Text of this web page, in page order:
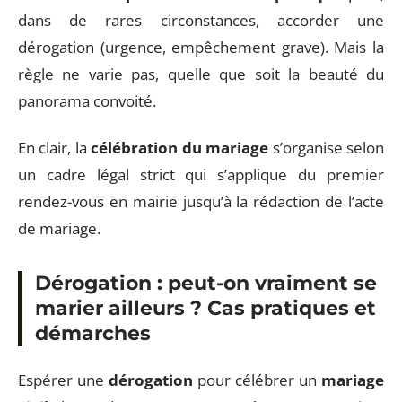
dans de rares circonstances, accorder une
dérogation (urgence, empêchement grave). Mais la
règle ne varie pas, quelle que soit la beauté du
panorama convoité.
En clair, lacélébration du mariage s’organise selon
un cadre légal strict qui s’applique du premier
rendez-vous en mairie jusqu’à la rédaction de l’acte
de mariage.
Dérogation : peut-on vraiment se
marier ailleurs ? Cas pratiques et
démarches
Espérer une dérogation pour célébrer un mariage